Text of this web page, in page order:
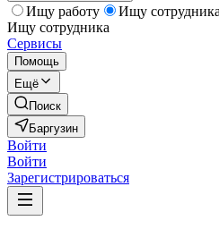
Ищу работу
Ищу сотрудника
Ищу сотрудника
Сервисы
Помощь
Ещё
Поиск
Баргузин
Войти
Войти
Зарегистрироваться